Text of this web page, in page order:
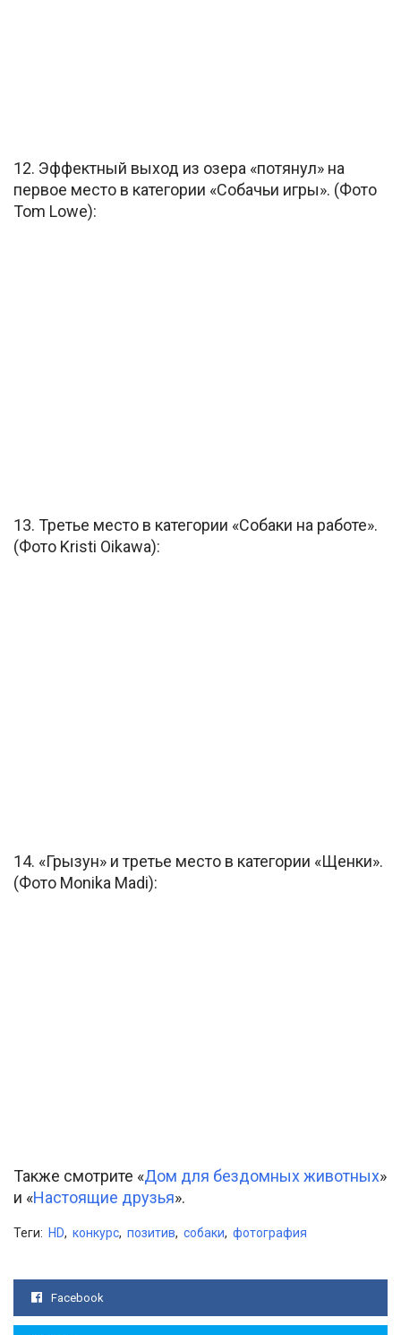
12. Эффектный выход из озера «потянул» на
первое место в категории «Собачьи игры». (Фото
Tom Lowe):
13. Третье место в категории «Собаки на работе».
(Фото Kristi Oikawa):
14. «Грызун» и третье место в категории «Щенки».
(Фото Monika Madi):
Также смотрите «Дом для бездомных животных»
и «Настоящие друзья».
Теги: HD, конкурс, позитив, собаки, фотография
Facebook